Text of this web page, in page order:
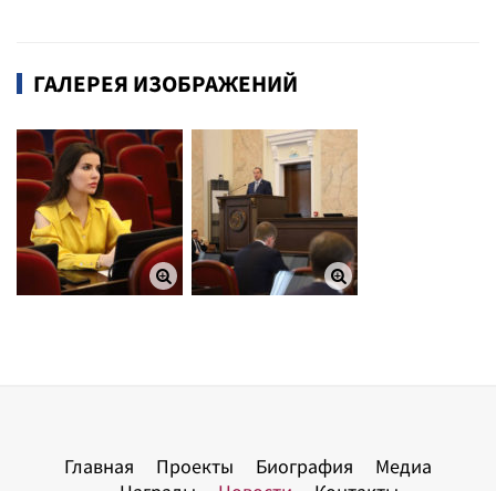
ГАЛЕРЕЯ ИЗОБРАЖЕНИЙ
Главная Проекты Биография
Медиа